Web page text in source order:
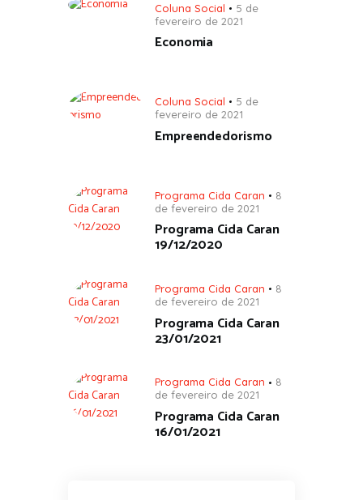
Coluna Social
5 de
fevereiro de 2021
Economia
Coluna Social
5 de
fevereiro de 2021
Empreendedorismo
Programa Cida Caran
8
de fevereiro de 2021
Programa Cida Caran
19/12/2020
Programa Cida Caran
8
de fevereiro de 2021
Programa Cida Caran
23/01/2021
Programa Cida Caran
8
de fevereiro de 2021
Programa Cida Caran
16/01/2021